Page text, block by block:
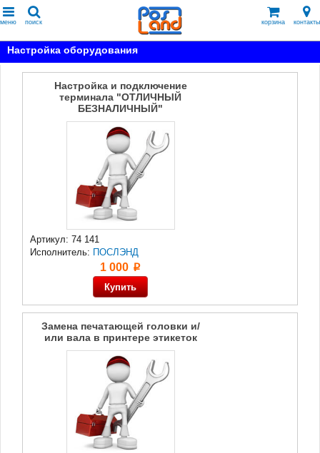
меню поиск корзина контакты
Настройка оборудования
Настройка и подключение
терминала "ОТЛИЧНЫЙ
БЕЗНАЛИЧНЫЙ"
Артикул: 74 141
Исполнитель: ПОСЛЭНД
1 000 p
Замена печатающей головки и/
или вала в принтере этикеток